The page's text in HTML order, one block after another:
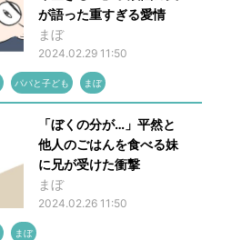
が語った重すぎる愛情
まぼ
2024.02.29 11:50
パパと子ども まぼ
「ぼくの分が…」平然と
他人のごはんを食べる妹
に兄が受けた衝撃
まぼ
2024.02.26 11:50
まぼ